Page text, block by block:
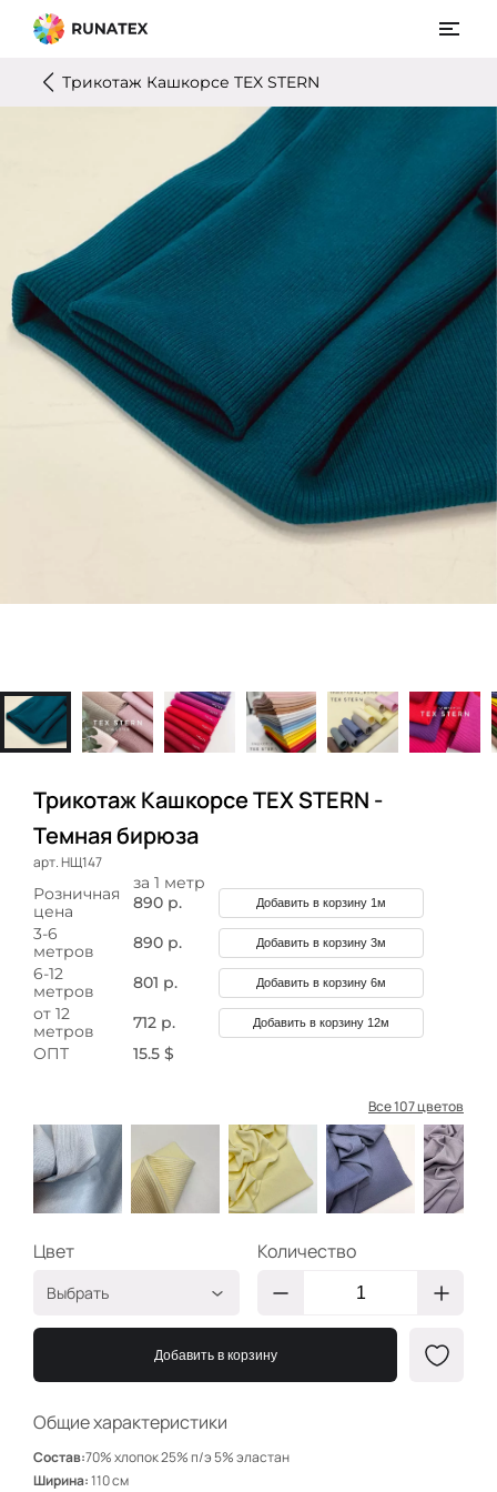
Трикотаж Кашкорсе TEX STERN
Трикотаж Кашкорсе TEX STERN -
Темная бирюза
арт. НЩ147
Общие характеристики
Состав:70% хлопок 25% п/э 5% эластан
Ширина:110 см
за 1 метр
Розничная
цена
890 р. Добавить в корзину 1м
3-6
метров
890 р. Добавить в корзину 3м
6-12
метров
801 р. Добавить в корзину 6м
от 12
метров
712 р. Добавить в корзину 12м
ОПТ 15.5 $
Все 107 цветов
Цвет
Выбрать
Пыльно-голубой
НЩ033
НЩ167
Пыльно-голубой
Сероголубой
Количество
Добавить в корзину